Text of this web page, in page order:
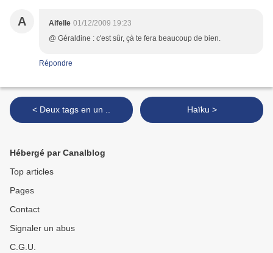
A Aifelle 01/12/2009 19:23
@ Géraldine : c'est sûr, çà te fera beaucoup de bien.
Répondre
< Deux tags en un .. Haïku >
Hébergé par Canalblog
Top articles
Pages
Contact
Signaler un abus
C.G.U.